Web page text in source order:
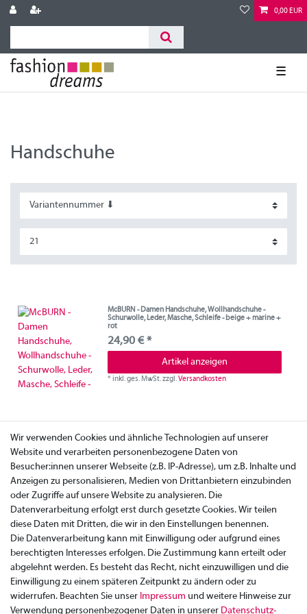
0,00 EUR
☰
Handschuhe
McBURN - Damen Handschuhe, Wollhandschuhe -
Schurwolle, Leder, Masche, Schleife - beige + marine +
rot
24,90 € *
Artikel anzeigen
*inkl. ges. MwSt.zzgl.Versandkosten
Wir verwenden Cookies und ähnliche Technologien auf unserer
Website und verarbeiten personenbezogene Daten von
Besucher:innen unserer Webseite (z.B. IP-Adresse), um z.B. Inhalte und
Anzeigen zu personalisieren, Medien von Drittanbietern einzubinden
oder Zugriffe auf unsere Website zu analysieren. Die
Datenverarbeitung erfolgt erst durch gesetzte Cookies. Wir teilen
diese Daten mit Dritten, die wir in den Einstellungen benennen.
Die Datenverarbeitung kann mit Einwilligung oder aufgrund eines
berechtigten Interesses erfolgen. Die Zustimmung kann erteilt oder
abgelehnt werden. Es besteht das Recht, nicht einzuwilligen und die
Einwilligung zu einem späteren Zeitpunkt zu ändern oder zu
widerrufen. Beachten Sie unser Impressum und weitere Hinweise zur
Verwendung personenbezogener Daten in unserer Daten­schutz­